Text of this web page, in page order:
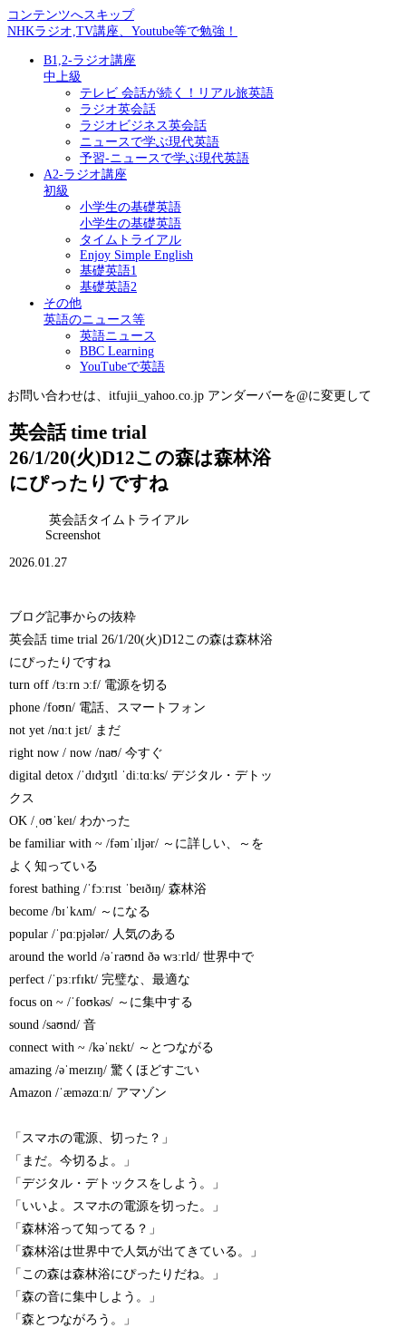
コンテンツへスキップ
NHKラジオ,TV講座、Youtube等で勉強！
B1,2-ラジオ講座
中上級
テレビ 会話が続く！リアル旅英語
ラジオ英会話
ラジオビジネス英会話
ニュースで学ぶ現代英語
予習-ニュースで学ぶ現代英語
A2-ラジオ講座
初級
小学生の基礎英語
小学生の基礎英語
タイムトライアル
Enjoy Simple English
基礎英語1
基礎英語2
その他
英語のニュース等
英語ニュース
BBC Learning
YouTubeで英語
お問い合わせは、itfujii_yahoo.co.jp アンダーバーを@に変更して
英会話 time trial
26/1/20(火)D12この森は森林浴
にぴったりですね
英会話タイムトライアル
Screenshot
2026.01.27
ブログ記事からの抜粋
英会話 time trial 26/1/20(火)D12この森は森林浴
にぴったりですね
turn off /tɜːrn ɔːf/ 電源を切る
phone /foʊn/ 電話、スマートフォン
not yet /nɑːt jɛt/ まだ
right now / now /naʊ/ 今すぐ
digital detox /ˈdɪdʒɪtl ˈdiːtɑːks/ デジタル・デトッ
クス
OK /ˌoʊˈkeɪ/ わかった
be familiar with ~ /fəmˈɪljər/ ～に詳しい、～を
よく知っている
forest bathing /ˈfɔːrɪst ˈbeɪðɪŋ/ 森林浴
become /bɪˈkʌm/ ～になる
popular /ˈpɑːpjələr/ 人気のある
around the world /əˈraʊnd ðə wɜːrld/ 世界中で
perfect /ˈpɜːrfɪkt/ 完璧な、最適な
focus on ~ /ˈfoʊkəs/ ～に集中する
sound /saʊnd/ 音
connect with ~ /kəˈnɛkt/ ～とつながる
amazing /əˈmeɪzɪŋ/ 驚くほどすごい
Amazon /ˈæməzɑːn/ アマゾン
「スマホの電源、切った？」
「まだ。今切るよ。」
「デジタル・デトックスをしよう。」
「いいよ。スマホの電源を切った。」
「森林浴って知ってる？」
「森林浴は世界中で人気が出てきている。」
「この森は森林浴にぴったりだね。」
「森の音に集中しよう。」
「森とつながろう。」